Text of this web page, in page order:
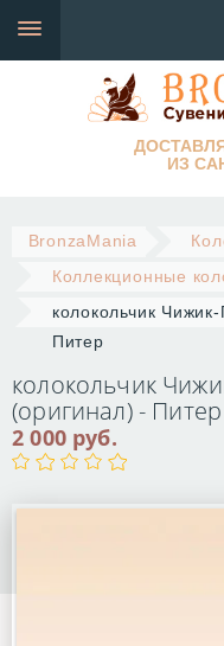
ИЗ
BronzaMania
Коллекционные
колокольчик
Питер
колокольчик
(оригинал) - Питер
2 000 руб.